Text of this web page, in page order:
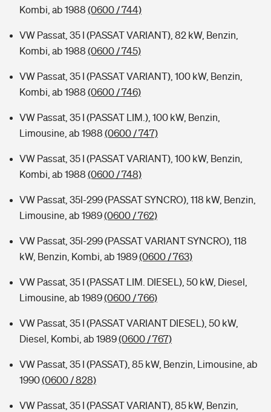
Kombi, ab 1988 (0600 / 744)
VW Passat, 35 I (PASSAT VARIANT), 82 kW, Benzin,
Kombi, ab 1988 (0600 / 745)
VW Passat, 35 I (PASSAT VARIANT), 100 kW, Benzin,
Kombi, ab 1988 (0600 / 746)
VW Passat, 35 I (PASSAT LIM.), 100 kW, Benzin,
Limousine, ab 1988 (0600 / 747)
VW Passat, 35 I (PASSAT VARIANT), 100 kW, Benzin,
Kombi, ab 1988 (0600 / 748)
VW Passat, 35I-299 (PASSAT SYNCRO), 118 kW, Benzin,
Limousine, ab 1989(0600 / 762)
VW Passat, 35I-299 (PASSAT VARIANT SYNCRO), 118
kW, Benzin, Kombi, ab 1989(0600 / 763)
VW Passat, 35 I (PASSAT LIM. DIESEL), 50 kW, Diesel,
Limousine, ab 1989(0600 / 766)
VW Passat, 35 I (PASSAT VARIANT DIESEL), 50 kW,
Diesel, Kombi, ab 1989(0600 / 767)
VW Passat, 35 I (PASSAT), 85 kW, Benzin, Limousine, ab
1990(0600 / 828)
VW Passat, 35 I (PASSAT VARIANT), 85 kW, Benzin,